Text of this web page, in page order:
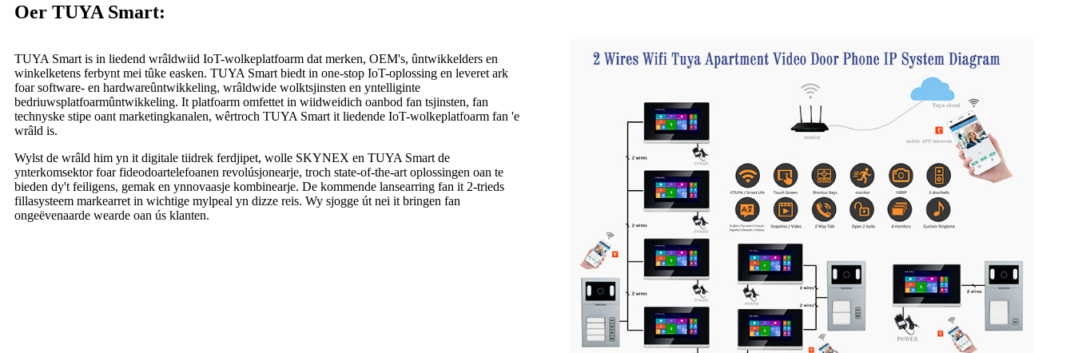
Oer TUYA Smart:
TUYA Smart is in liedend wrâldwiid IoT-wolkeplatfoarm dat merken, OEM's, ûntwikkelders en
winkelketens ferbynt mei tûke easken. TUYA Smart biedt in one-stop IoT-oplossing en leveret ark
foar software- en hardwareûntwikkeling, wrâldwide wolktsjinsten en yntelliginte
bedriuwsplatfoarmûntwikkeling. It platfoarm omfettet in wiidweidich oanbod fan tsjinsten, fan
technyske stipe oant marketingkanalen, wêrtroch TUYA Smart it liedende IoT-wolkeplatfoarm fan 'e
wrâld is.
Wylst de wrâld him yn it digitale tiidrek ferdjipet, wolle SKYNEX en TUYA Smart de
ynterkomsektor foar fideodoartelefoanen revolúsjonearje, troch state-of-the-art oplossingen oan te
bieden dy't feiligens, gemak en ynnovaasje kombinearje. De kommende lansearring fan it 2-trieds
fillasysteem markearret in wichtige mylpeal yn dizze reis. Wy sjogge út nei it bringen fan
ongeëvenaarde wearde oan ús klanten.